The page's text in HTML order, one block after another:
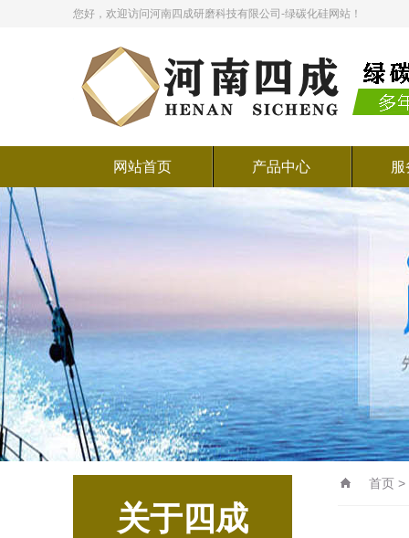
您好，欢迎访问河南四成研磨科技有限公司-绿碳化硅网站！
网站首页 产品中心
关于四成
首页 >